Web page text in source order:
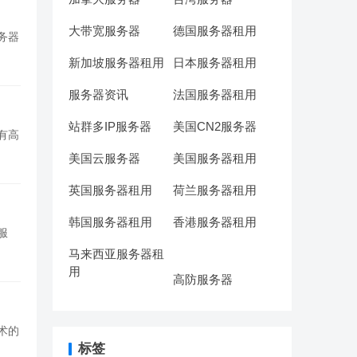
器
高
的
大带宽服务器 德国服务器租用
新加坡服务器租用 日本服务器租用
服务器资讯 法国服务器租用
站群多IP服务器 美国CN2服务器
美国云服务器 美国服务器租用
英国服务器租用 荷兰服务器租用
韩国服务器租用 香港服务器租用
马来西亚服务器租
用
高防服务器
标签